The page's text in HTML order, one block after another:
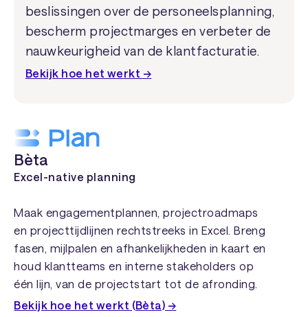
beslissingen over de personeelsplanning,
bescherm projectmarges en verbeter de
nauwkeurigheid van de klantfacturatie.
Bekijk hoe het werkt →
Bèta
Excel-native planning
Maak engagementplannen, projectroadmaps
en projecttijdlijnen rechtstreeks in Excel. Breng
fasen, mijlpalen en afhankelijkheden in kaart en
houd klantteams en interne stakeholders op
één lijn, van de projectstart tot de afronding.
Bekijk hoe het werkt (Bèta) →